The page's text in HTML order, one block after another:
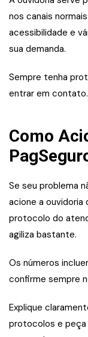
nos canais
acessibilidade e
sua demanda.
Sempre tenha
entrar em contato.
Como
Se seu problema
acione a ouvidoria
protocolo do
agiliza bastante.
Os números
confirme sempre
Explique
protocolos e peça